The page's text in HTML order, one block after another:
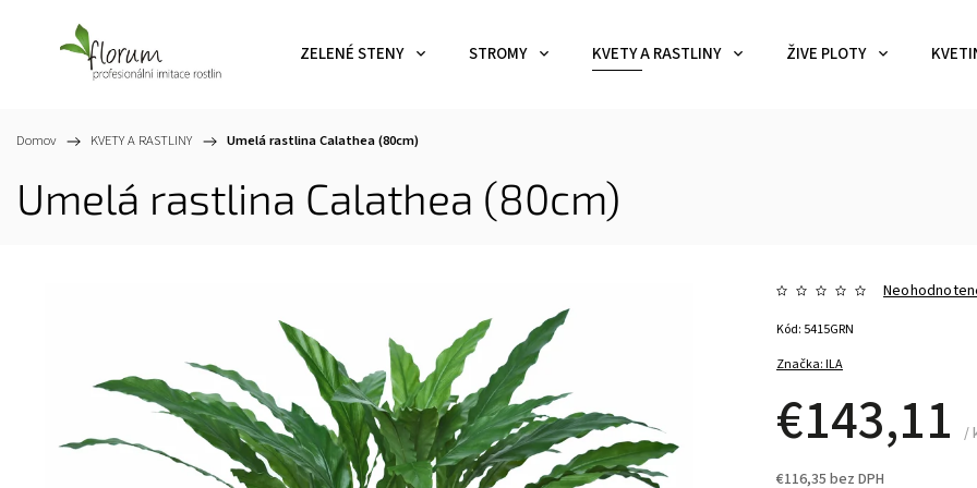
ZELENÉ STENY STROMY KVETY A RASTLINY ŽIVE PLOTY
Domov / KVETY A RASTLINY / Umelá rastlina Calathea (80cm)
Umelá rastlina Calathea (80cm)
Značka:ILA
€143,11/
€116,35 bez DPH
Kód: 5415GRN